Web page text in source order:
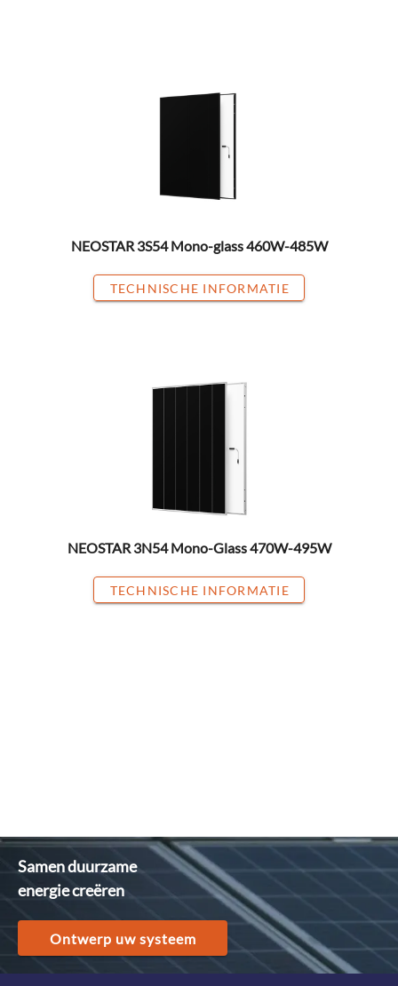
NEOSTAR 3S54 Mono-glass 460W-485W
TECHNISCHE INFORMATIE
NEOSTAR 3N54 Mono-Glass 470W-495W
TECHNISCHE INFORMATIE
Samen duurzame
energie creëren
Ontwerp uw systeem